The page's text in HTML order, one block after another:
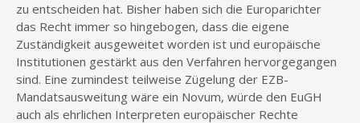
zu entscheiden hat. Bisher haben sich die Europarichter
das Recht immer so hingebogen, dass die eigene
Zuständigkeit ausgeweitet worden ist und europäische
Institutionen gestärkt aus den Verfahren hervorgegangen
sind. Eine zumindest teilweise Zügelung der EZB-
Mandatsausweitung wäre ein Novum, würde den EuGH
auch als ehrlichen Interpreten europäischer Rechte